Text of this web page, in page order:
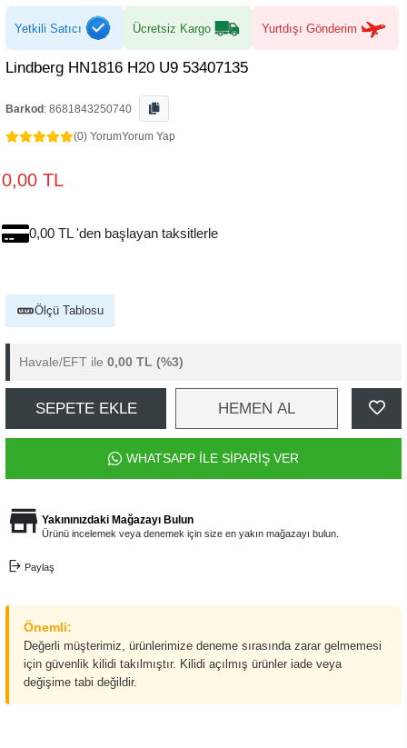
Yetkili Satıcı Ücretsiz Kargo Yurtdışı Gönderim
Lindberg HN1816 H20 U9 53407135
Barkod : 8681843250740
(0) YorumYorum Yap
0,00 TL
0,00 TL 'den başlayan taksitlerle
Ölçü Tablosu
Havale/EFT ile 0,00 TL (%3)
SEPETE EKLE HEMEN AL
WHATSAPP İLE SİPARİŞ VER
Yakınınızdaki Mağazayı Bulun
Ürünü incelemek veya denemek için size en yakın mağazayı bulun.
Paylaş
Önemli:
Değerli müşterimiz, ürünlerimize deneme sırasında zarar gelmemesi
için güvenlik kilidi takılmıştır. Kilidi açılmış ürünler iade veya
değişime tabi değildir.